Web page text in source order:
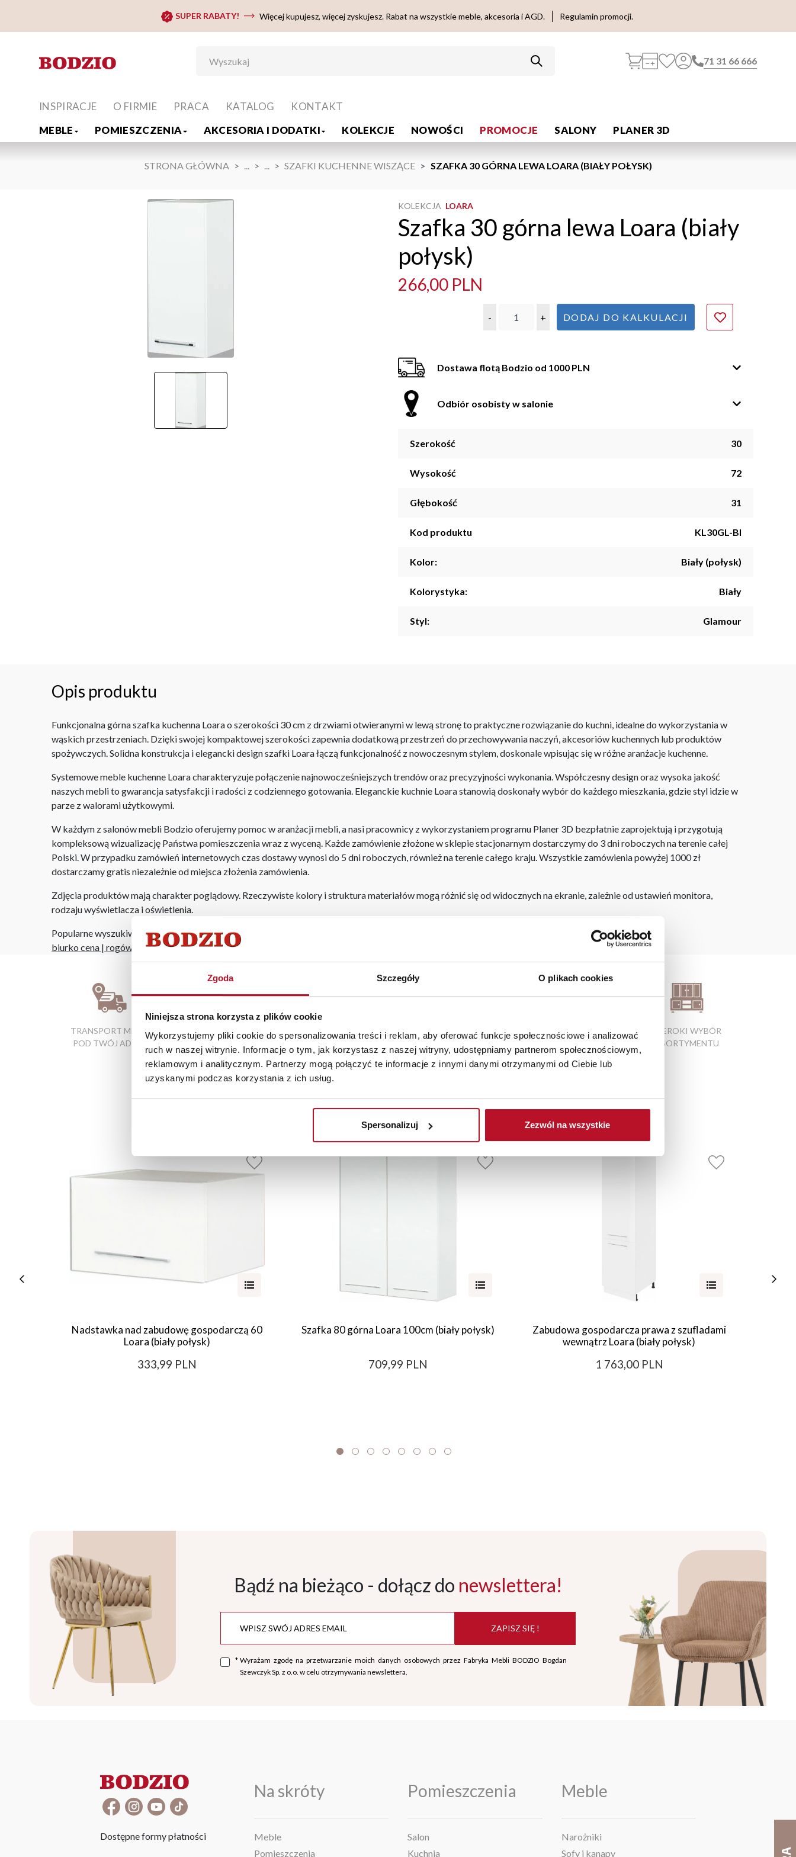
Zgoda Szczegóły O plikach cookies
Niniejsza strona korzysta z plików cookie
Wykorzystujemy pliki cookie do spersonalizowania treści i reklam, aby oferować funkcje społecznościowe i analizować
ruch w naszej witrynie. Informacje o tym, jak korzystasz z naszej witryny, udostępniamy partnerom społecznościowym,
reklamowym i analitycznym. Partnerzy mogą połączyć te informacje z innymi danymi otrzymanymi od Ciebie lub
uzyskanymi podczas korzystania z ich usług.
Spersonalizuj Zezwól na wszystkie
SUPER RABATY! Więcej kupujesz, więcej zyskujesz. Rabat na wszystkie meble, akcesoria i AGD. Regulamin promocji.
71 31 66 666
MEBLE POMIESZCZENIA AKCESORIA I DODATKI KOLEKCJE NOWOŚCI PROMOCJE SALONY PLANER 3D
INSPIRACJE O FIRMIE PRACA KATALOG KONTAKT
STRONA GŁÓWNA ... ... SZAFKI KUCHENNE WISZĄCE SZAFKA 30 GÓRNA LEWA LOARA (BIAŁY POŁYSK)
KOLEKCJA LOARA
Szafka 30 górna lewa Loara (biały
połysk)
266,00 PLN
- + DODAJ DO KALKULACJI
Dostawa flotą Bodzio od 1000 PLN
Odbiór osobisty w salonie
Szerokość 30
Wysokość 72
Głębokość 31
Kod produktu KL30GL-BI
Kolor: Biały (połysk)
Kolorystyka: Biały
Styl: Glamour
Opis produktu
Funkcjonalna górna szafka kuchenna Loara o szerokości 30 cm z drzwiami otwieranymi w lewą stronę to praktyczne rozwiązanie do kuchni, idealne do wykorzystania w
wąskich przestrzeniach. Dzięki swojej kompaktowej szerokości zapewnia dodatkową przestrzeń do przechowywania naczyń, akcesoriów kuchennych lub produktów
spożywczych. Solidna konstrukcja i elegancki design szafki Loara łączą funkcjonalność z nowoczesnym stylem, doskonale wpisując się w różne aranżacje kuchenne.
Systemowe meble kuchenne Loara charakteryzuje połączenie najnowocześniejszych trendów oraz precyzyjności wykonania. Współczesny design oraz wysoka jakość
naszych mebli to gwarancja satysfakcji i radości z codziennego gotowania. Eleganckie kuchnie Loara stanowią doskonały wybór do każdego mieszkania, gdzie styl idzie w
parze z walorami użytkowymi.
W każdym z salonów mebli Bodzio oferujemy pomoc w aranżacji mebli, a nasi pracownicy z wykorzystaniem programu Planer 3D bezpłatnie zaprojektują i przygotują
kompleksową wizualizację Państwa pomieszczenia wraz z wyceną. Każde zamówienie złożone w sklepie stacjonarnym dostarczymy do 3 dni roboczych na terenie całej
Polski. W przypadku zamówień internetowych czas dostawy wynosi do 5 dni roboczych, również na terenie całego kraju. Wszystkie zamówienia powyżej 1000 zł
dostarczamy gratis niezależnie od miejsca złożenia zamówienia.
Zdjęcia produktów mają charakter poglądowy. Rzeczywiste kolory i struktura materiałów mogą różnić się od widocznych na ekranie, zależnie od ustawień monitora,
rodzaju wyświetlacza i oświetlenia.
Popularne wyszukiwania:
biurko cena | rogówka kuchenna|meble bydgoszcz
TRANSPORT MEBLI
POD TWÓJ ADRES
RATY 0% W
SALONACH
FIRMOWYCH
BEZPIECZNE ZAKUPY
WYSOKA JAKOŚĆ
MATERIAŁÓW
ATRAKCYJNE CENY
SZEROKI WYBÓR
ASORTYMENTU
Elementy uzupełniające
Nadstawka nad zabudowę gospodarczą 60
Loara (biały połysk)
333,99 PLN
Szafka 80 górna Loara 100cm (biały połysk)
709,99 PLN
Zabudowa gospodarcza prawa z szufladami
wewnątrz Loara (biały połysk)
1 763,00 PLN
Bądź na bieżąco - dołącz do newslettera!
ZAPISZ SIĘ !
* Wyrażam zgodę na przetwarzanie moich danych osobowych przez Fabryka Mebli BODZIO Bogdan
Szewczyk Sp. z o.o. w celu otrzymywania newslettera.
Dostępne formy płatności
Na skróty
Meble
Pomieszczenia
Pomieszczenia
Salon
Kuchnia
Meble
Narożniki
Sofy i kanapy